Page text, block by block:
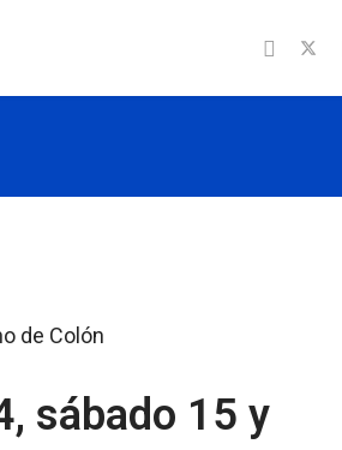
sábado 15 y